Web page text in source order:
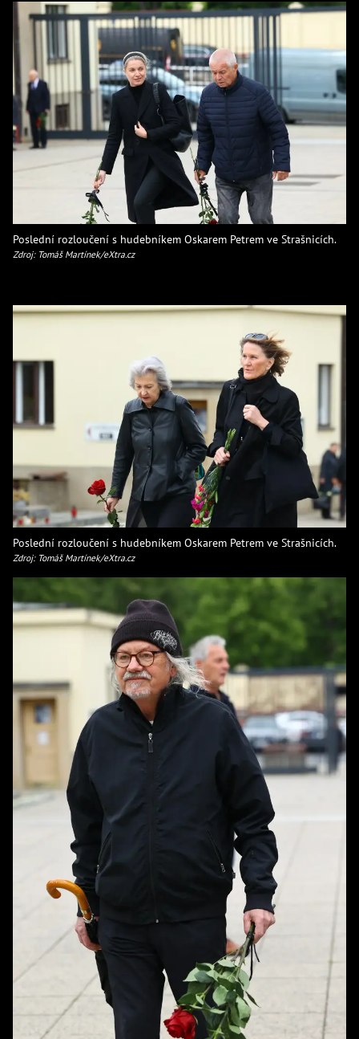
Poslední rozloučení s hudebníkem Oskarem Petrem ve Strašnicích.
Zdroj: Tomáš Martínek/eXtra.cz
Poslední rozloučení s hudebníkem Oskarem Petrem ve Strašnicích.
Zdroj: Tomáš Martínek/eXtra.cz